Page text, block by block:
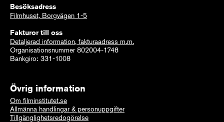
Besöksadress
Filmhuset, Borgvägen 1-5
Fakturor till oss
Detaljerad information, fakturaadress m.m.
Organisationsnummer 802004-1748
Bankgiro: 331-1008
Övrig information
Om filminstitutet.se
Allmänna handlingar & personuppgifter
Tillgänglighetsredogörelse